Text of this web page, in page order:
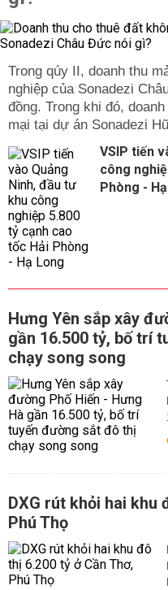
Trong qúy II, doanh thu
nghiệp của Sonadezi
đồng. Trong khi đó,
mại tại dự án Sonadezi
VSIP tiến
công
Phòng -
Hưng Yên sắp xây
gần 16.500 tỷ, bố trí
chạy song song
DXG rút khỏi hai khu
Phú Thọ